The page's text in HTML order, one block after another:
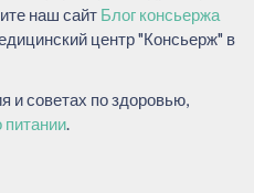
наш сайт Блог консьержа
центр "Консьерж" в
и советах по здоровью,
питании.